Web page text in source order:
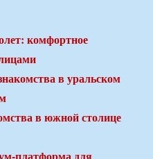
комфортное
в уральском
в южной столице
платформа для